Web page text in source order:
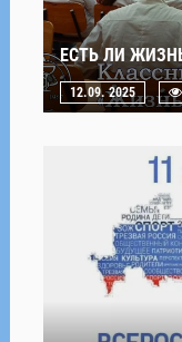
ЕСТЬ ЛИ
12.09. 2025